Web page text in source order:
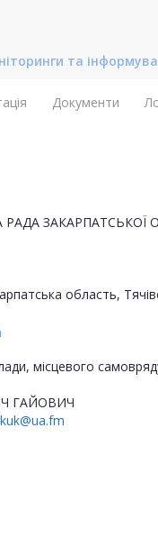
та
Документи
РАДА ЗАКАРПАТСЬКОЇ
область,
місцевого
ГАЙОВИЧ